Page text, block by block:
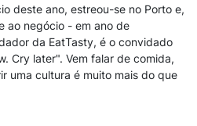
deste ano, estreou-se no Porto e,
ao negócio - em ano de
da EatTasty, é o convidado
Cry later". Vem falar de comida,
uma cultura é muito mais do que